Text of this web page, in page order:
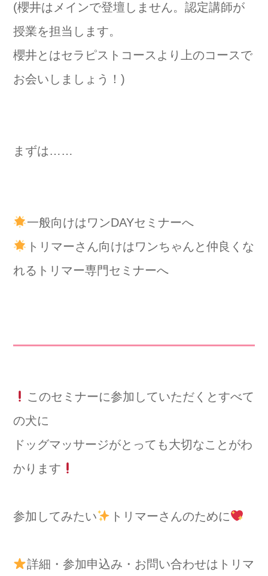
(櫻井はメインで登壇しません。認定講師が
授業を担当します。
櫻井とはセラピストコースより上のコースで
お会いしましょう！)
まずは……
一般向けはワンDAYセミナーへ
トリマーさん向けはワンちゃんと仲良くな
れるトリマー専門セミナーへ
このセミナーに参加していただくとすべて
の犬に
ドッグマッサージがとっても大切なことがわ
かります
参加してみたい トリマーさんのために
詳細・参加申込み・お問い合わせはトリマ